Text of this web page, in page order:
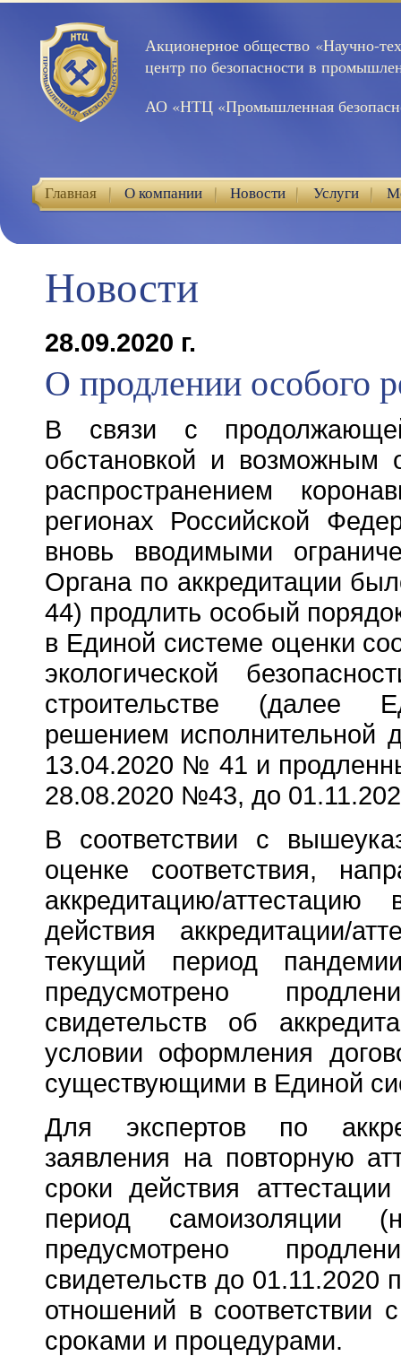
Акционерное общество «Научно-
центр по безопасности в
АО «НТЦ «Промышленная
Главная О компании Новости Услуги
Новости
28.09.2020 г.
О продлении особого
В связи с
обстановкой и возможным
распространением
регионах Российской
вновь вводимыми
Органа по аккредитации
44) продлить особый
в Единой системе оценки
экологической
строительстве (далее
решением исполнительной
13.04.2020 № 41 и
28.08.2020 №43, до
В соответствии с
оценке соответствия,
аккредитацию/
действия аккредитации/
текущий период
предусмотрено
свидетельств об
условии оформления
существующими в Единой
Для экспертов по
заявления на повторную
сроки действия
период самоизоляции
предусмотрено
свидетельств до
отношений в
сроками и процедурами.